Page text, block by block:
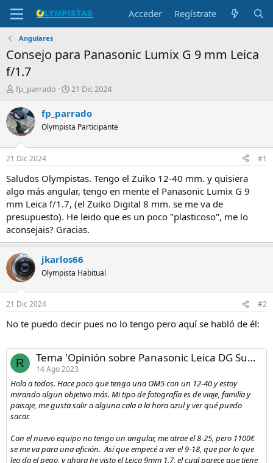
Acceder Regístrate
Angulares
Consejo para Panasonic Lumix G 9 mm Leica
f/1.7
I
i
c
i
a
d
o
r
e
l
t
e
m
a
fp_parrado
F
c
a
i
n
c
i
o
21 Dic 2024
fp_parrado
Olympista Participante
21 Dic 2024 #1
Saludos Olympistas. Tengo el Zuiko 12-40 mm. y quisiera
algo más angular, tengo en mente el Panasonic Lumix G 9
mm Leica f/1.7, (el Zuiko Digital 8 mm. se me va de
presupuesto). He leido que es un poco "plasticoso", me lo
aconsejais? Gracias.
jkarlos66
Olympista Habitual
21 Dic 2024 #2
No te puedo decir pues no lo tengo pero aquí se habló de él:
R Tema 'Opinión sobre Panasonic Leica DG Summilux 9mm F1.7'
14 Ago 2023
Hola a todos. Hace poco que tengo una OM5 con un 12-40 y estoy
mirando algun objetivo más. Mi tipo de fotografía es de viaje, familía y
paisaje, me gusta salir a alguna cala a la hora azul y ver qué puedo
sacar.
Con el nuevo equipo no tengo un angular, me atrae el 8-25, pero 1100€
se me va para una afición. Así que empecé a ver el 9-18, que por lo que
leo da el pego, y ahora he visto el Leica 9mm 1.7, el cual parece que tiene